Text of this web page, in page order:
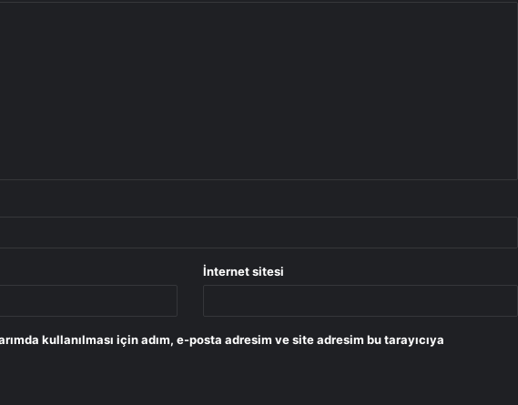
İnternet sitesi
kullanılması için adım, e-posta adresim ve site adresim bu tarayıcıya